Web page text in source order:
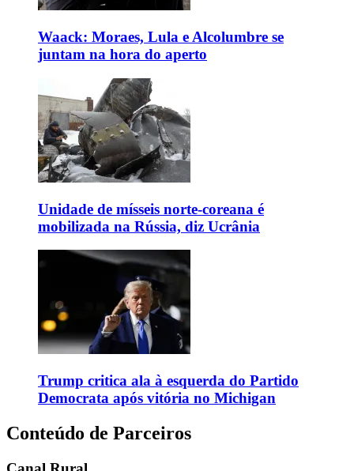
Waack: Moraes, Lula e Alcolumbre se
juntam na hora do aperto
Unidade de mísseis norte-coreana é
mobilizada na Rússia, diz Ucrânia
Trump critica ala à esquerda do Partido
Democrata após vitória no Michigan
Conteúdo de Parceiros